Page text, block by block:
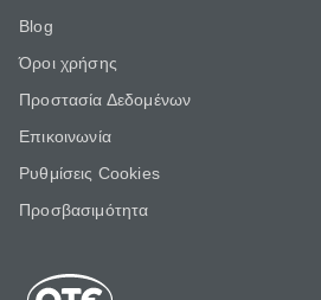
Blog
Όροι χρήσης
Προστασία Δεδομένων
Επικοινωνία
Ρυθμίσεις Cookies
Προσβασιμότητα